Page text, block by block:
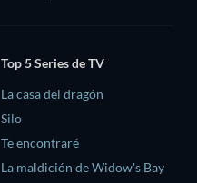
Top 5 Series de TV
La casa del dragón
Silo
Te encontraré
La maldición de Widow's Bay